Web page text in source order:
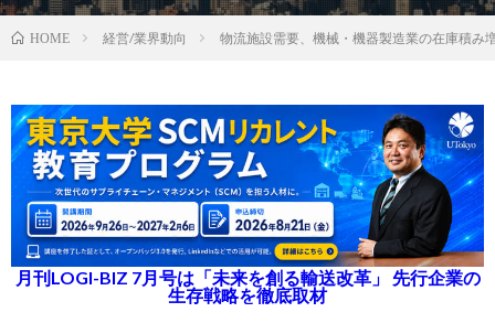
HOME 経営/業界動向 物流施設需要、機械・機器製造業の在庫積み
月刊LOGI-BIZ 7月号は「未来を創る輸送改革」 先行企業の
生存戦略を徹底取材